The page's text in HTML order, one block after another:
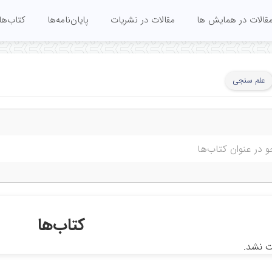
در همایش ها مقالات در نشریات پایان‌نامه‌ها
علم سنجی
کتاب‌ها
نشد.